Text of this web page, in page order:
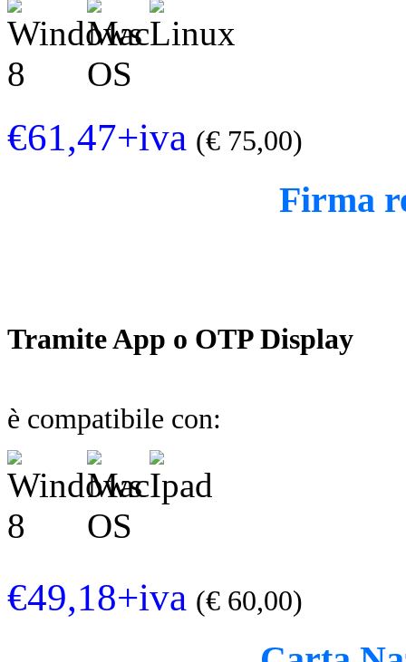
€61,47+iva (€ 75,00)
Firma
Tramite App o OTP Display
è compatibile con:
€49,18+iva (€ 60,00)